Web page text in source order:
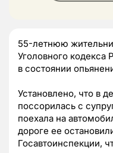
55-летнюю
Уголовного кодекса
в состоянии
Установлено, что в
поссорилась с
поехала на
дороге ее
Госавтоинспекции,